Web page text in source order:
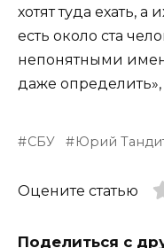
хотят туда ехать, а
есть около ста
непонятными
даже
СБУ Юрий
Оцените статью
Поделиться с